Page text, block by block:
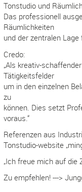
Tonstudio und
Das professionell
Räumlichkeiten
und der zentralen
Credo:
„Als kreativ-
Tätigkeitsfelder
um in den einzelnen
zu
können. Dies setzt
voraus.“
Referenzen aus
Tonstudio-website
„Ich freue mich auf die
Zu empfehlen! --->